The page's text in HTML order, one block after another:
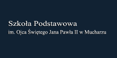
content